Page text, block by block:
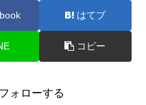
はてブ
コピー
ォローする